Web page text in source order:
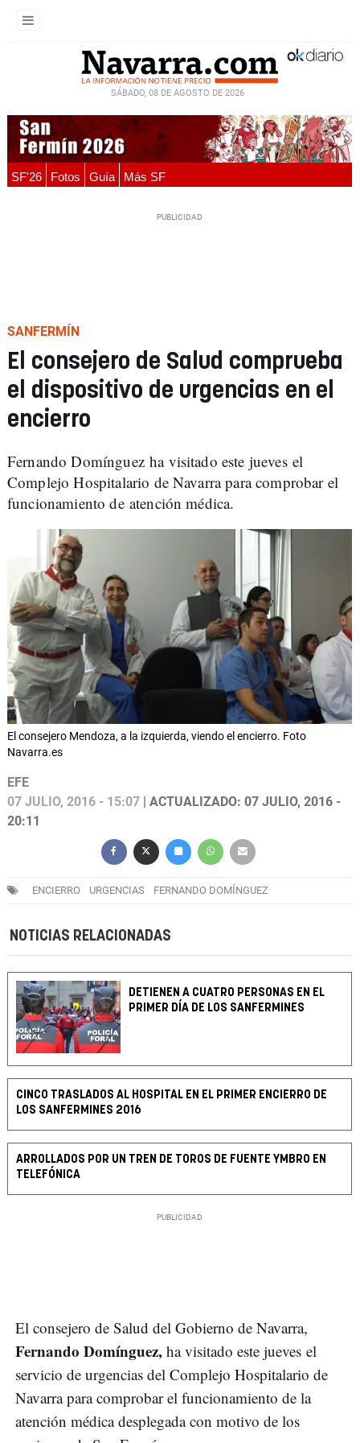
SÁBADO, 08 DE AGOSTO DE 2026
SF'26 Fotos Guía Más SF
SANFERMÍN
El consejero de Salud comprueba
el dispositivo de urgencias en el
encierro
Fernando Domínguez ha visitado este jueves el
Complejo Hospitalario de Navarra para comprobar el
funcionamiento de atención médica.
El consejero Mendoza, a la izquierda, viendo el encierro. Foto
Navarra.es
EFE
07 JULIO, 2016 - 15:07 | ACTUALIZADO: 07 JULIO, 2016 -
20:11
ENCIERRO URGENCIAS FERNANDO DOMÍNGUEZ
NOTICIAS RELACIONADAS
DETIENEN A CUATRO PERSONAS EN EL
PRIMER DÍA DE LOS SANFERMINES
CINCO TRASLADOS AL HOSPITAL EN EL PRIMER ENCIERRO DE
LOS SANFERMINES 2016
ARROLLADOS POR UN TREN DE TOROS DE FUENTE YMBRO EN
TELEFÓNICA
El consejero de Salud del Gobierno de Navarra,
Fernando Domínguez, ha visitado este jueves el
servicio de urgencias del Complejo Hospitalario de
Navarra para comprobar el funcionamiento de la
atención médica desplegada con motivo de los